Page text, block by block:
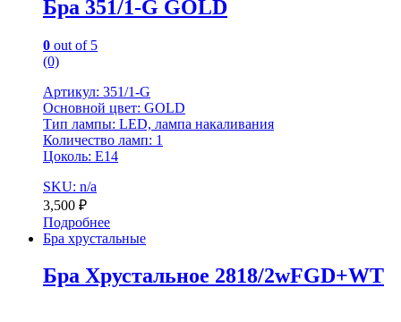
Бра 351/1-G GOLD
0 out of 5
(0)
Артикул: 351/1-G
Основной цвет: GOLD
Тип лампы: LED, лампа накаливания
Количество ламп: 1
Цоколь: Е14
SKU: n/a
3,500 ₽
Подробнее
Бра хрустальные
Бра Хрустальное 2818/2wFGD+WT